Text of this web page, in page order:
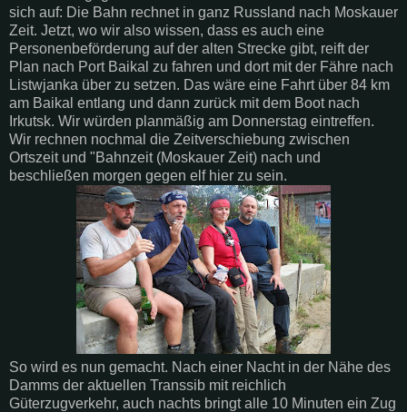
sich auf: Die Bahn rechnet in ganz Russland nach Moskauer
Zeit. Jetzt, wo wir also wissen, dass es auch eine
Personenbeförderung auf der alten Strecke gibt, reift der
Plan nach Port Baikal zu fahren und dort mit der Fähre nach
Listwjanka über zu setzen. Das wäre eine Fahrt über 84 km
am Baikal entlang und dann zurück mit dem Boot nach
Irkutsk. Wir würden planmäßig am Donnerstag eintreffen.
Wir rechnen nochmal die Zeitverschiebung zwischen
Ortszeit und "Bahnzeit (Moskauer Zeit) nach und
beschließen morgen gegen elf hier zu sein.
So wird es nun gemacht. Nach einer Nacht in der Nähe des
Damms der aktuellen Transsib mit reichlich
Güterzugverkehr, auch nachts bringt alle 10 Minuten ein Zug